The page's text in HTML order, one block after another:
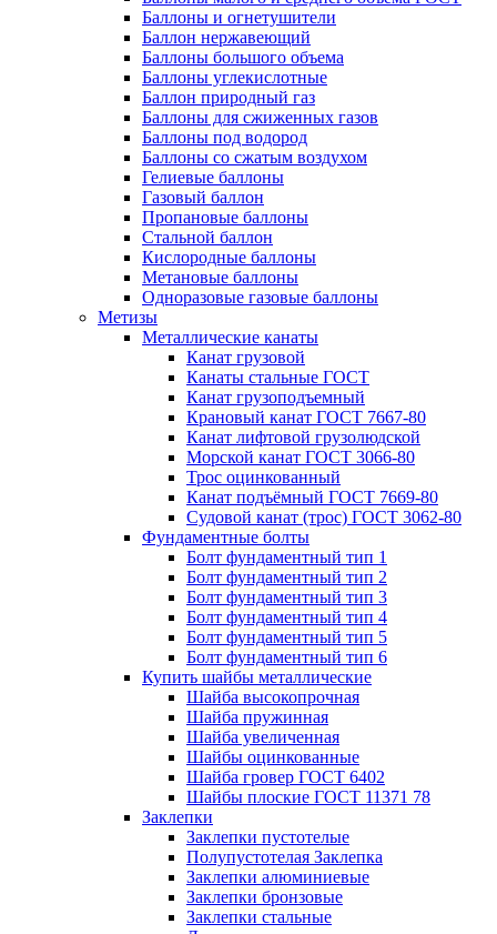
Баллоны и огнетушители
Баллон нержавеющий
Баллоны большого объема
Баллоны углекислотные
Баллон природный газ
Баллоны для сжиженных газов
Баллоны под водород
Баллоны со сжатым воздухом
Гелиевые баллоны
Газовый баллон
Пропановые баллоны
Стальной баллон
Кислородные баллоны
Метановые баллоны
Одноразовые газовые баллоны
Метизы
Металлические канаты
Канат грузовой
Канаты стальные ГОСТ
Канат грузоподъемный
Крановый канат ГОСТ 7667-80
Канат лифтовой грузолюдской
Морской канат ГОСТ 3066-80
Трос оцинкованный
Канат подъёмный ГОСТ 7669-80
Судовой канат (трос) ГОСТ 3062-80
Фундаментные болты
Болт фундаментный тип 1
Болт фундаментный тип 2
Болт фундаментный тип 3
Болт фундаментный тип 4
Болт фундаментный тип 5
Болт фундаментный тип 6
Купить шайбы металлические
Шайба высокопрочная
Шайба пружинная
Шайба увеличенная
Шайбы оцинкованные
Шайба гровер ГОСТ 6402
Шайбы плоские ГОСТ 11371 78
Заклепки
Заклепки пустотелые
Полупустотелая Заклепка
Заклепки алюминиевые
Заклепки бронзовые
Заклепки стальные